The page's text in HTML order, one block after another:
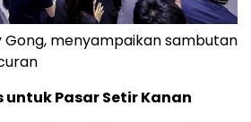
Gong, menyampaikan sambutan
untuk Pasar Setir Kanan